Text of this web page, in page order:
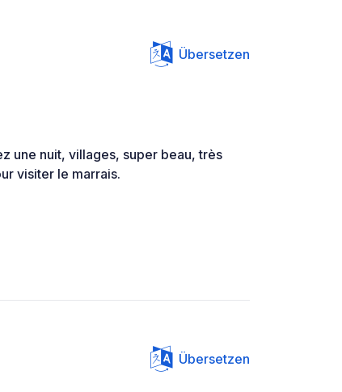
Übersetzen
une nuit, villages, super beau, très
visiter le marrais.
Übersetzen